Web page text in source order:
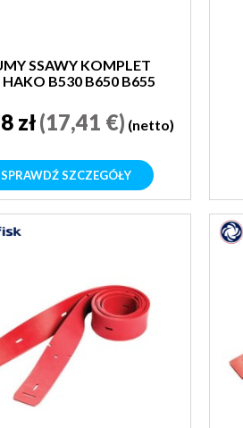
SSAWY KOMPLET
B530 B650 B655
zł(17,41 €) (netto)
SPRAWDŹ SZCZEGÓŁY